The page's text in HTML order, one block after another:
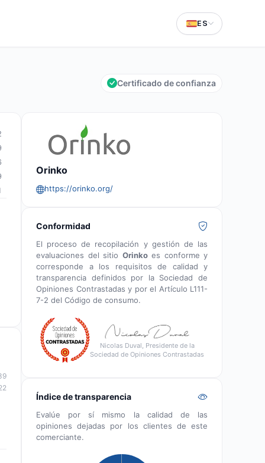
ES
Certificado de confianza
Orinko
https://orinko.org/
Conformidad
El proceso de recopilación y gestión de las
evaluaciones del sitio Orinkoes conforme y
corresponde a los requisitos de calidad y
transparencia definidos por la Sociedad de
Opiniones Contrastadas y por el Artículo L111-
7-2 del Código de consumo.
Nicolas Duval, Presidente de la
Sociedad de Opiniones Contrastadas
Índice de transparencia
Evalúe por sí mismo la calidad de las
opiniones dejadas por los clientes de este
comerciante.